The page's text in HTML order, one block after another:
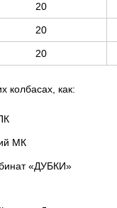
20
20
20
колбасах, как:
МК
«ДУБКИ»